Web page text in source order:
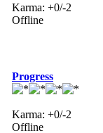
Karma: +0/-2
Offline
Progress
Karma: +0/-2
Offline